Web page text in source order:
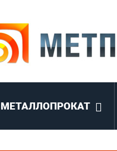
МЕТАЛЛОПРОКАТ